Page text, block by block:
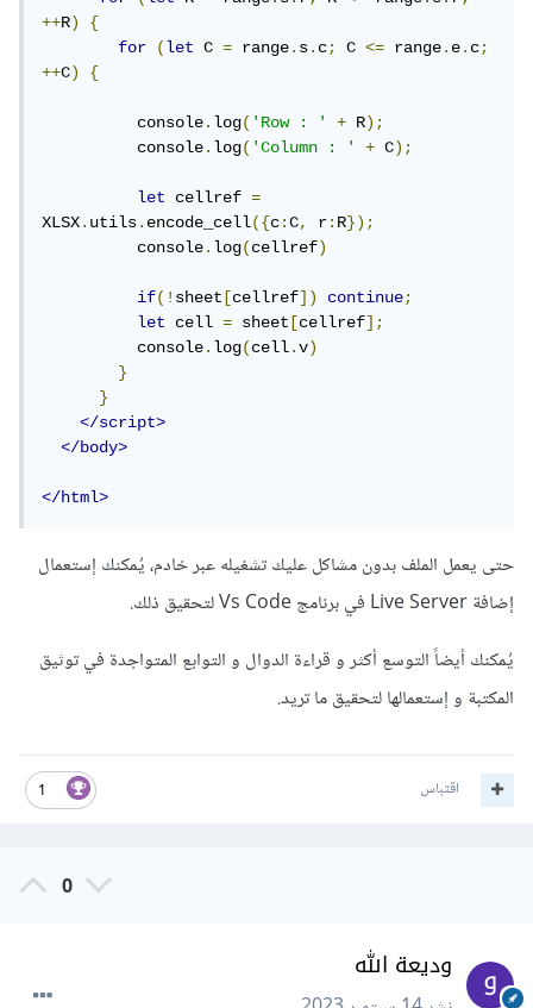
++R)
{
for
(let C = range.s.c; C <= range.e.c;
++C) {
          console
.log('Row : ' + R);
          console
.log('Column : ' + C);
let cellref =
XLSX.utils.encode_cell({c:C, r:R});
          console
.log(cellref)
if(!sheet [cellref]) continue;
let
cell = sheet [cellref];
          console
.log(cell.v)
}
}
</script>
</body>
</html>
حتى يعمل الملف بدون مشاكل عليك تشغيله عبر خادم، يُمكنك إستعمال
إضافة Live Server في برنامج Vs Code لتحقيق ذلك.
يُمكنك أيضاً التوسع أكثر و قراءة الدوال و التوابع المتواجدة في توثيق
المكتبة و إستعمالها لتحقيق ما تريد.
1 اقتباس
0
وديعة الله